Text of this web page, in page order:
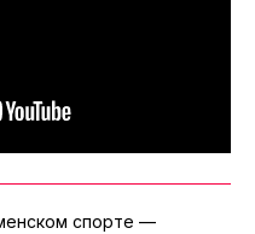
спорте —